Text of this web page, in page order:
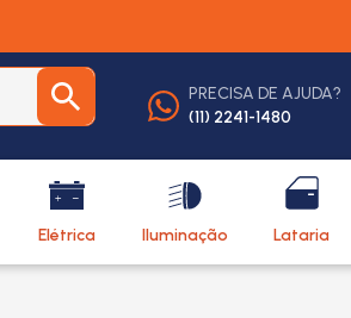
PRECISA DE AJUDA?
(11) 2241-1480
Elétrica Iluminação Lataria